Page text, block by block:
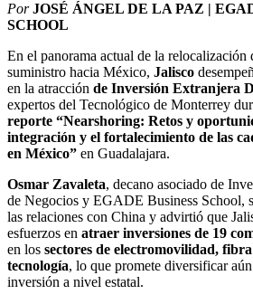
PorJOSÉ ÁNGEL DE LA PAZ |
SCHOOL
En el panorama actual de la relocalización
suministro hacia México, Jalisco
en la atracción de Inversión Extranjera
expertos del Tecnológico de Monterrey
reporte “Nearshoring: Retos y
integración y el fortalecimiento de las
en México” en Guadalajara.
Osmar Zavaleta, decano asociado de
de Negocios y EGADE Business School,
las relaciones con China y advirtió que
esfuerzos en atraer inversiones de 19
en los sectores de electromovilidad,
tecnología, lo que promete diversificar
inversión a nivel estatal.